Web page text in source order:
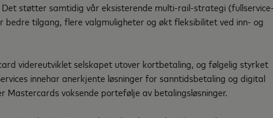
støtter samtidig vår eksisterende multi-rail-strategi (fullservice-
tilgang, flere valgmuligheter og økt fleksibilitet ved inn- og
videreutviklet selskapet utover kortbetaling, og følgelig styrket
innehar anerkjente løsninger for sanntidsbetaling og digital
Mastercards voksende portefølje av betalingsløsninger.